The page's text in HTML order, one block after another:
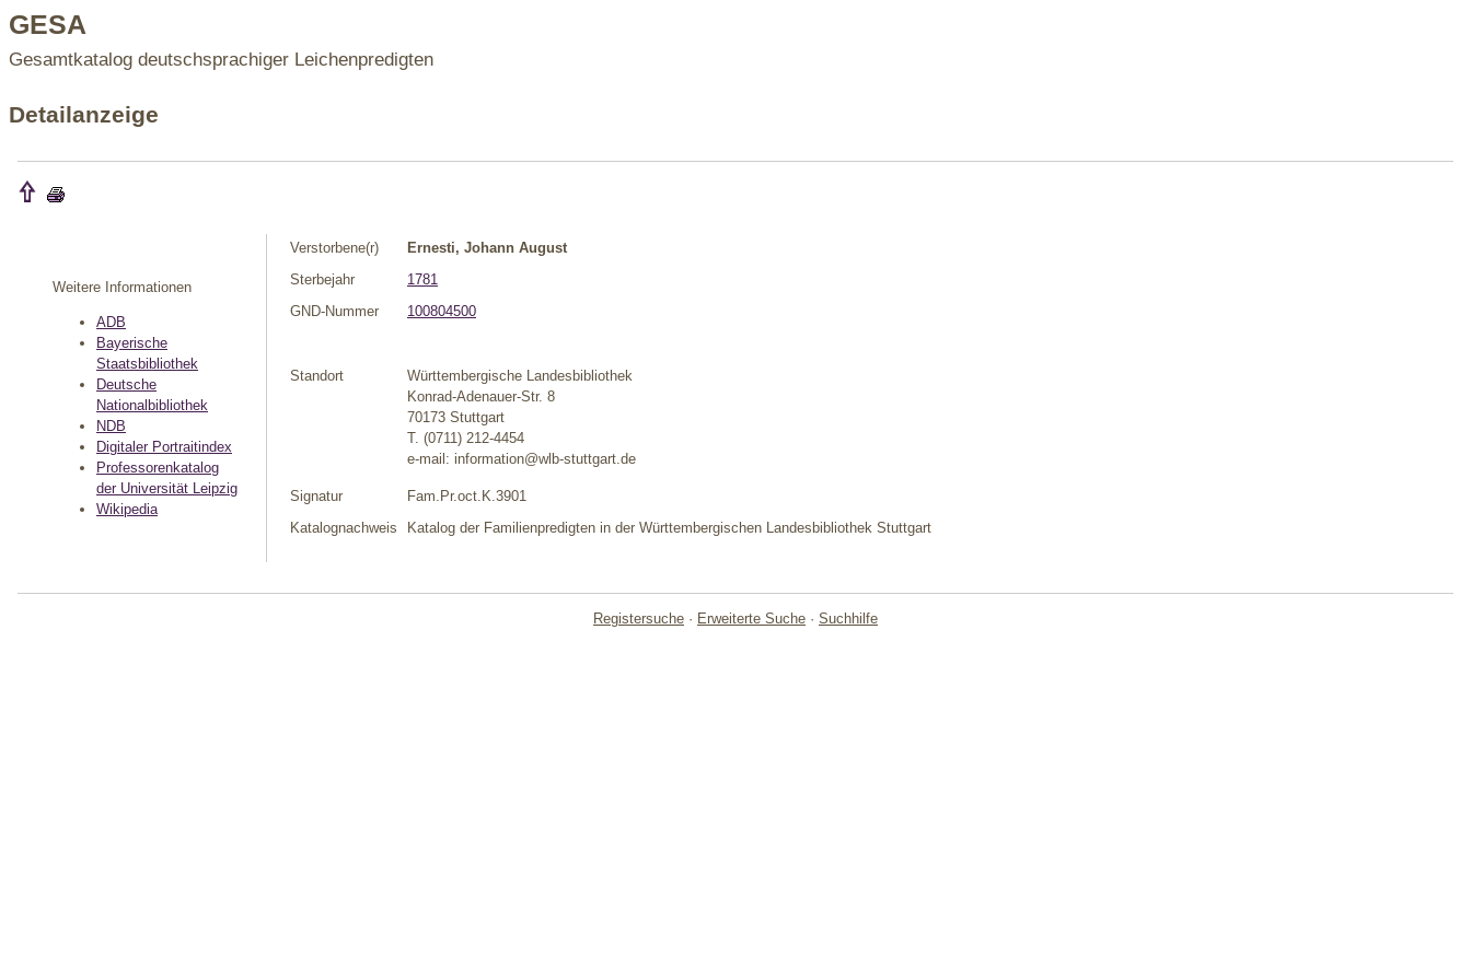
GESA
Gesamtkatalog deutschsprachiger Leichenpredigten
Detailanzeige
Weitere Informationen
ADB
Bayerische
Staatsbibliothek
Deutsche
Nationalbibliothek
NDB
Digitaler Portraitindex
Professorenkatalog
der Universität Leipzig
Wikipedia
Verstorbene(r)
Ernesti, Johann August
Sterbejahr
1781
GND-Nummer
100804500
Standort
Württembergische Landesbibliothek
Konrad-Adenauer-Str. 8
70173 Stuttgart
T. (0711) 212-4454
e-mail: information@wlb-stuttgart.de
Signatur
Fam.Pr.oct.K.3901
Katalognachweis
Katalog der Familienpredigten in der Württembergischen Landesbibliothek Stuttgart
Registersuche · Erweiterte Suche · Suchhilfe